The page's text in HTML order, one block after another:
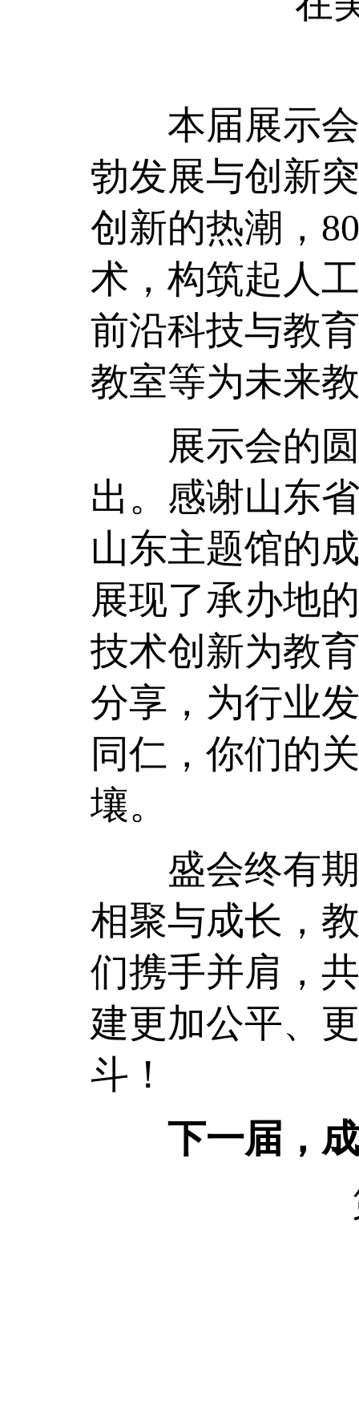
本届展示会
勃发展与创新
创新的热潮，
术，构筑起人
前沿科技与教
教室等为未来
展示会的圆
出。感谢山东
山东主题馆的
展现了承办地
技术创新为教
分享，为行业
同仁，你们的
壤。
盛会终有期
相聚与成长，
们携手并肩，
建更加公平、
斗！
下一届，
第